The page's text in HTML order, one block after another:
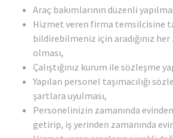
Araç bakımlarının düzenli
Hizmet veren firma temsilcisine
bildirebilmeniz için aradığınız
olması,
Çalıştığınız kurum ile sözleşme
Yapılan personel taşımacılığı
şartlara uyulması,
Personelinizin zamanında evinden
getirip, iş yerinden zamanında